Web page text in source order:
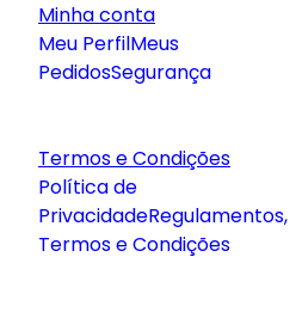
Minha conta
Meu PerfilMeus
PedidosSegurança
Termos e Condições
Política de
PrivacidadeRegulamentos,
Termos e Condições